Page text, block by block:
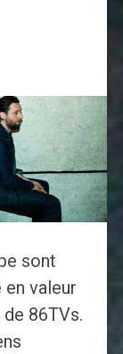
sont
valeur
86TVs.